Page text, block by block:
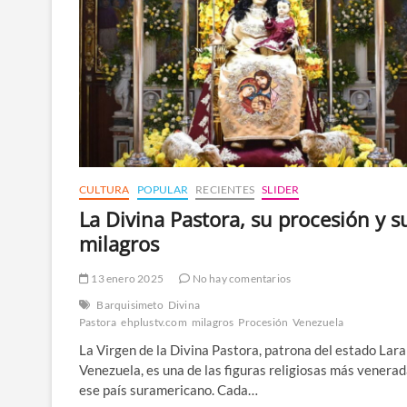
CULTURA POPULAR RECIENTES SLIDER
La Divina Pastora, su procesión y
milagros
13 enero 2025
No hay comentarios
Barquisimeto Divina
Pastora ehplustv.com milagros Procesión Venezuela
La Virgen de la Divina Pastora, patrona del estado
Venezuela, es una de las figuras religiosas más
ese país suramericano. Cada…